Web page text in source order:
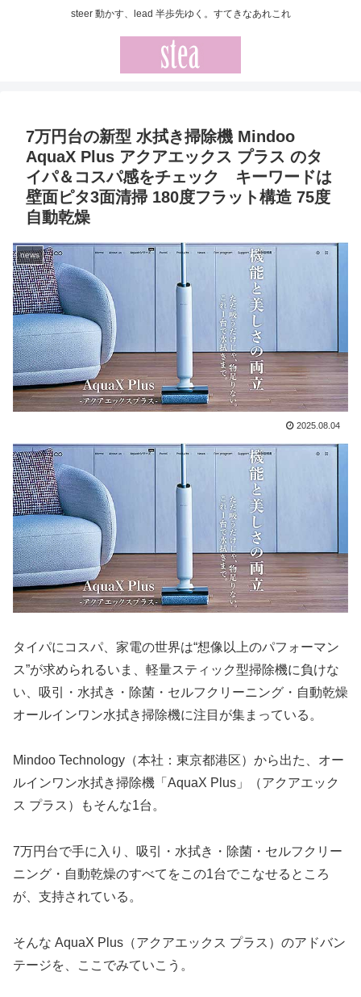
steer 動かす、lead 半歩先ゆく。すてきなあれこれ
7万円台の新型 水拭き掃除機 Mindoo
AquaX Plus アクアエックス プラス のタ
イパ＆コスパ感をチェック キーワードは
壁面ピタ3面清掃 180度フラット構造 75度
自動乾燥
news
2025.08.04
タイパにコスパ、家電の世界は“想像以上のパフォーマン
ス”が求められるいま、軽量スティック型掃除機に負けな
い、吸引・水拭き・除菌・セルフクリーニング・自動乾燥
オールインワン水拭き掃除機に注目が集まっている。
Mindoo Technology（本社：東京都港区）から出た、オー
ルインワン水拭き掃除機「AquaX Plus」（アクアエック
ス プラス）もそんな1台。
7万円台で手に入り、吸引・水拭き・除菌・セルフクリー
ニング・自動乾燥のすべてをこの1台でこなせるところ
が、支持されている。
そんな AquaX Plus（アクアエックス プラス）のアドバン
テージを、ここでみていこう。